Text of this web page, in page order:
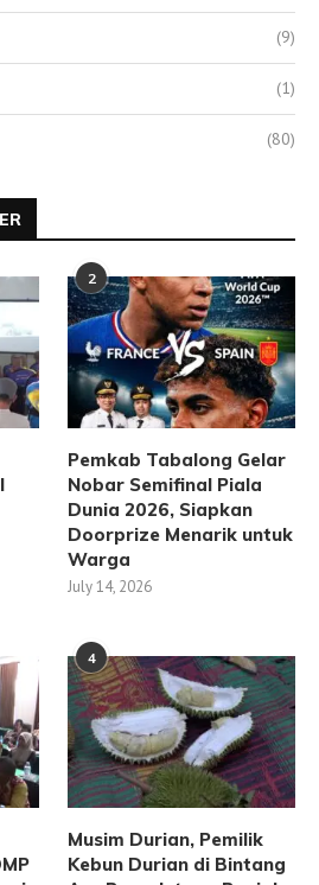
(9)
(1)
(80)
2
Pemkab Tabalong Gelar
Nobar Semifinal Piala
Dunia 2026, Siapkan
Doorprize Menarik untuk
Warga
July 14, 2026
4
Musim Durian, Pemilik
Kebun Durian di Bintang